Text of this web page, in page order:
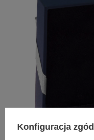
Konfiguracja zgód